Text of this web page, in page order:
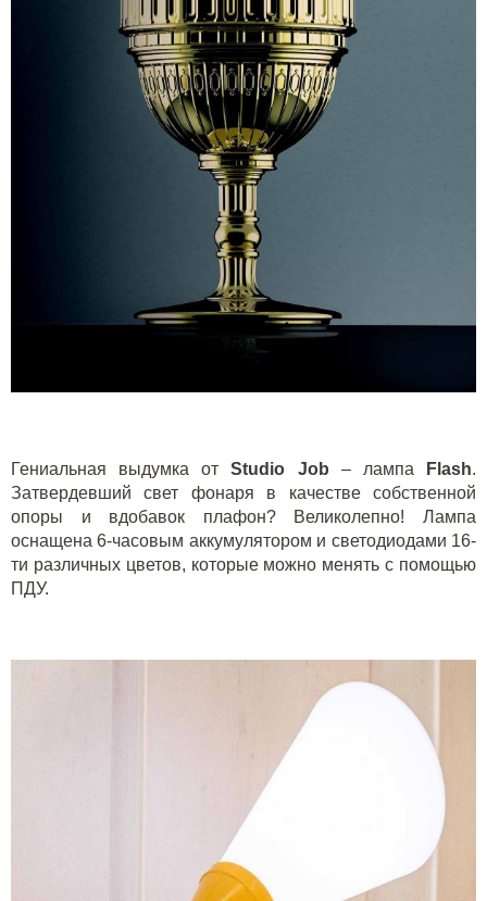
Гениальная выдумка отStudio Job – лампа F lash.
Затвердевший свет фонаря в качестве собственной
опоры и вдобавок плафон? Великолепно! Лампа
оснащена 6-часовым аккумулятором и светодиодами 16-
ти различных цветов, которые можно менять с помощью
ПДУ.